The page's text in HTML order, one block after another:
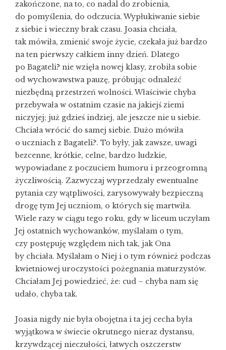
zakończone, na to, co nadal do zrobienia,
do pomyślenia, do odczucia. Wypłukiwanie siebie
z siebie i wieczny brak czasu. Joasia chciała,
tak mówiła, zmienić swoje życie, czekała już bardzo
na ten pierwszy całkiem inny dzień. Dlatego
po Bagateli? nie wzięła nowej klasy, zrobiła sobie
od wychowawstwa pauzę, próbując odnaleźć
niezbędną przestrzeń wolności. Właściwie chyba
przebywała w ostatnim czasie na jakiejś ziemi
niczyjej; już gdzieś indziej, ale jeszcze nie u siebie.
Chciała wrócić do samej siebie. Dużo mówiła
o uczniach z Bagateli?. To były, jak zawsze, uwagi
bezcenne, krótkie, celne, bardzo ludzkie,
wypowiadane z poczuciem humoru i przeogromną
życzliwością. Zazwyczaj wyprzedzały ewentualne
pytania czy wątpliwości, zarysowywały bezpieczną
drogę tym Jej uczniom, o których się martwiła.
Wiele razy w ciągu tego roku, gdy w liceum uczyłam
Jej ostatnich wychowanków, myślałam o tym,
czy postępuję względem nich tak, jak Ona
by chciała. Myślałam o Niej i o tym również podczas
kwietniowej uroczystości pożegnania maturzystów.
Chciałam Jej powiedzieć, że: cud – chyba nam się
udało, chyba tak.
Joasia nigdy nie była obojętna i ta jej cecha była
wyjątkowa w świecie okrutnego nieraz dystansu,
krzywdzącej nieczułości, łatwych oszczerstw